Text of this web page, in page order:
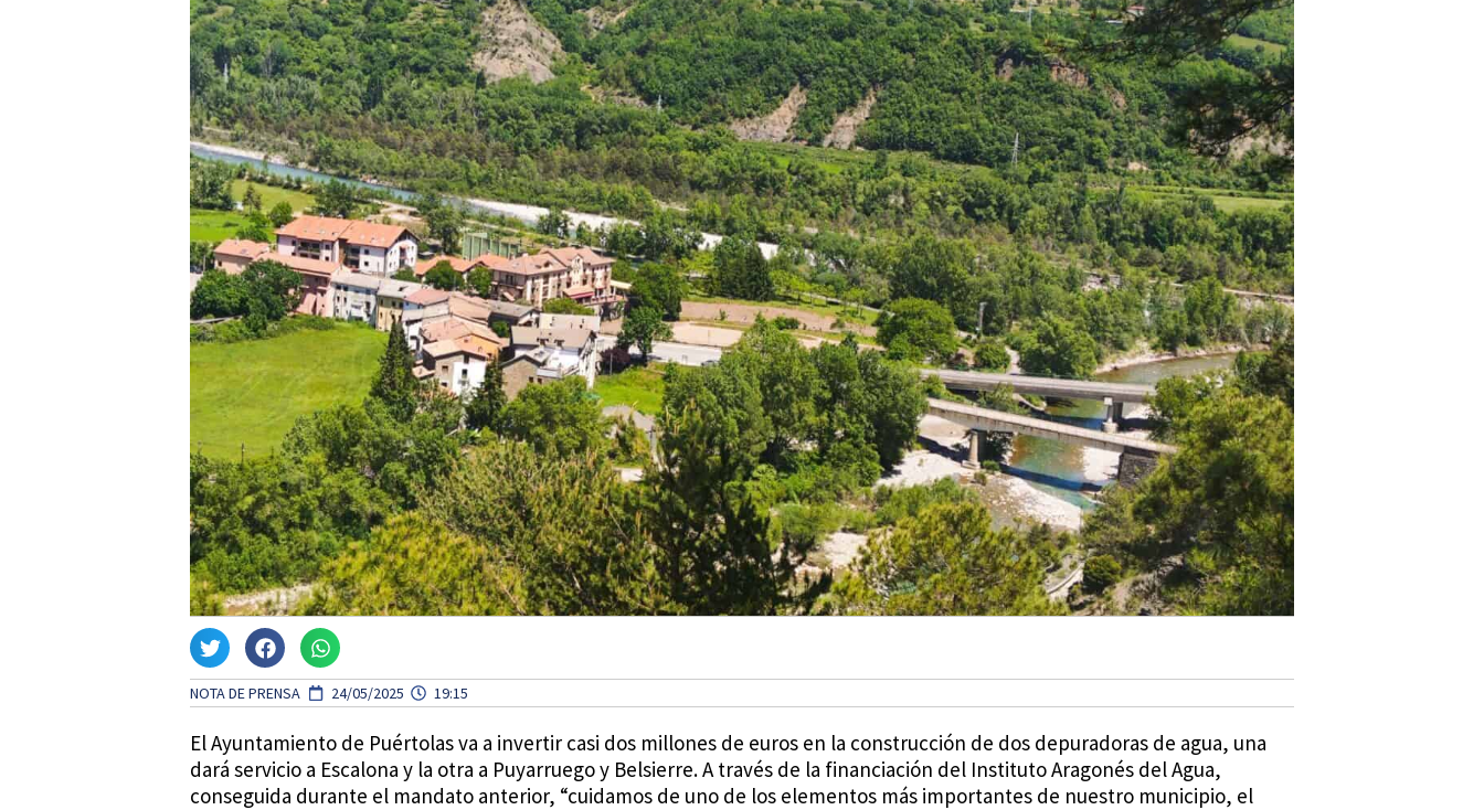
NOTA DE PRENSA 24/05/2025 19:15
El Ayuntamiento de Puértolas va a invertir casi dos millones de euros en la construcción de dos depuradoras de agua, una
dará servicio a Escalona y la otra a Puyarruego y Belsierre. A través de la financiación del Instituto Aragonés del Agua,
conseguida durante el mandato anterior, “cuidamos de uno de los elementos más importantes de nuestro municipio, el